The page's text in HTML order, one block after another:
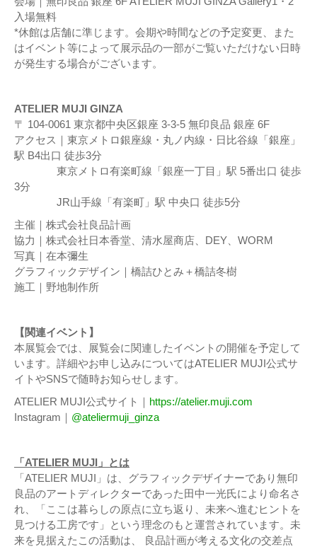
入場無料
*休館は店舗に準じます。会期や時間などの予定変更、また
はイベント等によって展示品の一部がご覧いただけない日時
が発生する場合がございます。
ATELIER MUJI GINZA
〒 104-0061 東京都中央区銀座 3-3-5 無印良品 銀座 6F
アクセス｜東京メトロ銀座線・丸ノ内線・日比谷線「銀座」
駅 B4出口 徒歩3分
東京メトロ有楽町線「銀座一丁目」駅 5番出口 徒歩
3分
JR山手線「有楽町」駅 中央口 徒歩5分
主催｜株式会社良品計画
協力｜株式会社日本香堂、清水屋商店、DEY、WORM
写真｜在本彌生
グラフィックデザイン｜橋詰ひとみ＋橋詰冬樹
施工｜野地制作所
【関連イベント】
本展覧会では、展覧会に関連したイベントの開催を予定して
います。詳細やお申し込みについてはATELIER MUJI公式サ
イトやSNSで随時お知らせします。
ATELIER MUJI公式サイト｜ https://atelier.muji.com
Instagram｜ @ateliermuji_ginza
「ATELIER MUJI」とは
「ATELIER MUJI」は、グラフィックデザイナーであり無印
良品のアートディレクターであった田中一光氏により命名さ
れ、「ここは暮らしの原点に立ち返り、未来へ進むヒントを
見つける工房です」という理念のもと運営されています。未
来を見据えたこの活動は、 良品計画が考える文化の交差点